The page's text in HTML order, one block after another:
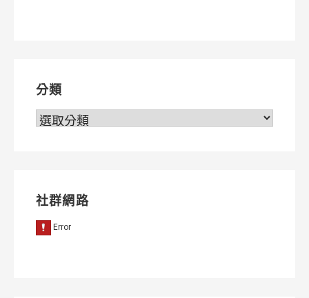
分類
分
社群網路